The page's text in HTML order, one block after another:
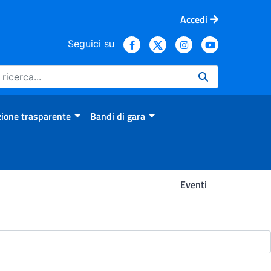
Accedi
Seguici su
trasparente Bandi di gara
Eventi